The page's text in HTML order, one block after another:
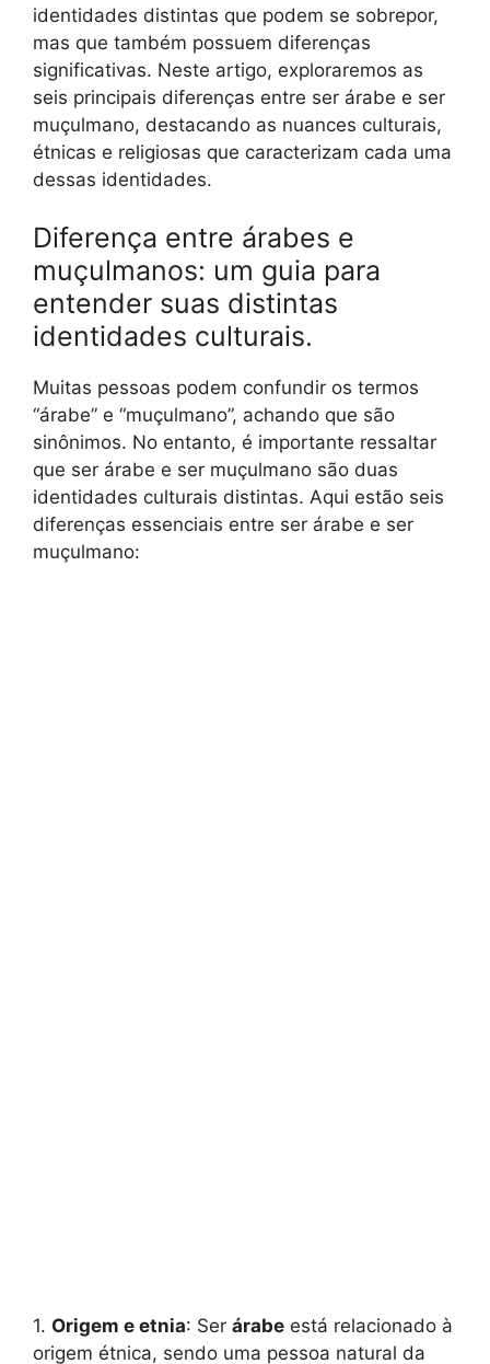
identidades distintas que podem se sobrepor,
mas que também possuem diferenças
significativas. Neste artigo, exploraremos as
seis principais diferenças entre ser árabe e ser
muçulmano, destacando as nuances culturais,
étnicas e religiosas que caracterizam cada uma
dessas identidades.
Diferença entre árabes e
muçulmanos: um guia para
entender suas distintas
identidades culturais.
Muitas pessoas podem confundir os termos
“árabe” e “muçulmano”, achando que são
sinônimos. No entanto, é importante ressaltar
que ser árabe e ser muçulmano são duas
identidades culturais distintas. Aqui estão seis
diferenças essenciais entre ser árabe e ser
muçulmano:
1. Origem e etnia: Ser árabe está relacionado à
origem étnica, sendo uma pessoa natural da